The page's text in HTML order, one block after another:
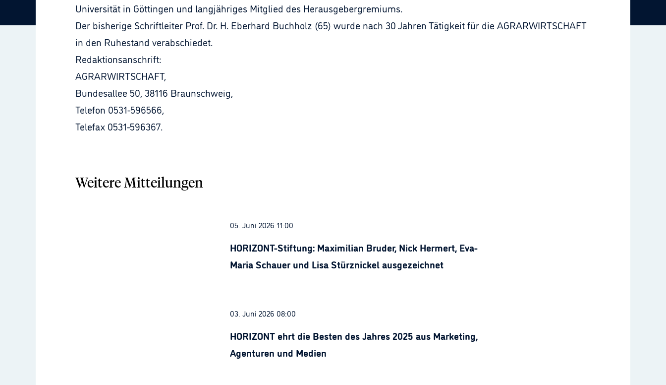
Universität in Göttingen und langjähriges Mitglied des Herausgebergremiums.
Der bisherige Schriftleiter Prof. Dr. H. Eberhard Buchholz (65) wurde nach 30 Jahren Tätigkeit für die AGRARWIRTSCHAFT
in den Ruhestand verabschiedet.
Redaktionsanschrift:
AGRARWIRTSCHAFT,
Bundesallee 50, 38116 Braunschweig,
Telefon 0531-596566,
Telefax 0531-596367.
Weitere Mitteilungen
05. Juni 2026 11:00
HORIZONT-Stiftung: Maximilian Bruder, Nick Hermert, Eva-
Maria Schauer und Lisa Stürznickel ausgezeichnet
03. Juni 2026 08:00
HORIZONT ehrt die Besten des Jahres 2025 aus Marketing,
Agenturen und Medien